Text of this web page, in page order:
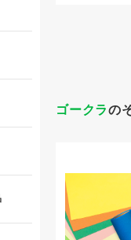
ゴークラの